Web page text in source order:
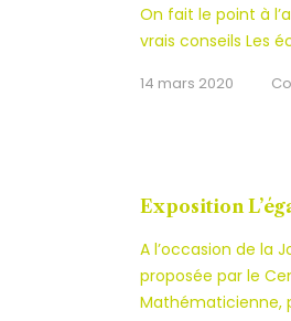
On fait le point à
vrais conseils Les
14 mars 2020
Exposition
A l’occasion de la
proposée par le
Mathématicienne,